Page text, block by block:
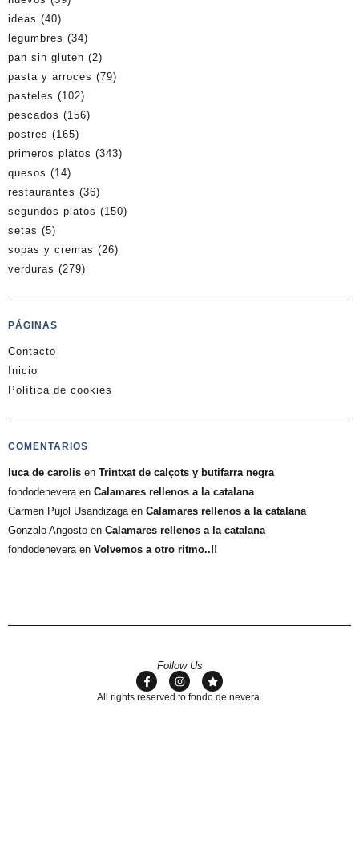
ideas (40)
legumbres (34)
pan sin gluten (2)
pasta y arroces (79)
pasteles (102)
pescados (156)
postres (165)
primeros platos (343)
quesos (14)
restaurantes (36)
segundos platos (150)
setas (5)
sopas y cremas (26)
verduras (279)
PÁGINAS
Contacto
Inicio
Política de cookies
COMENTARIOS
luca de carolis en Trintxat de calçots y butifarra negra
fondodeneveraen Calamares rellenos a la catalana
Carmen Pujol Usandizagaen Calamares rellenos a la catalana
Gonzalo Angosto en Calamares rellenos a la catalana
fondodeneveraen Volvemos a otro ritmo..!!
Follow Us
All rights reserved to fondo de nevera.